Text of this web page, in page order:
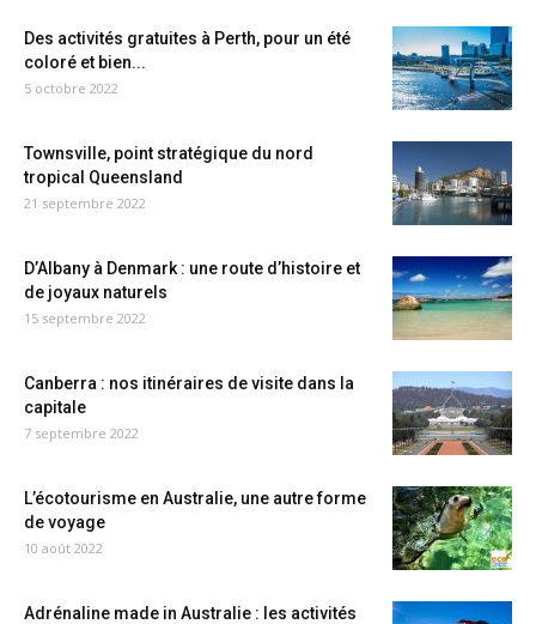
Des activités gratuites à Perth, pour un été
coloré et bien...
5 octobre 2022
Townsville, point stratégique du nord
tropical Queensland
21 septembre 2022
D’Albany à Denmark : une route d’histoire et
de joyaux naturels
15 septembre 2022
Canberra : nos itinéraires de visite dans la
capitale
7 septembre 2022
L’écotourisme en Australie, une autre forme
de voyage
10 août 2022
Adrénaline made in Australie : les activités